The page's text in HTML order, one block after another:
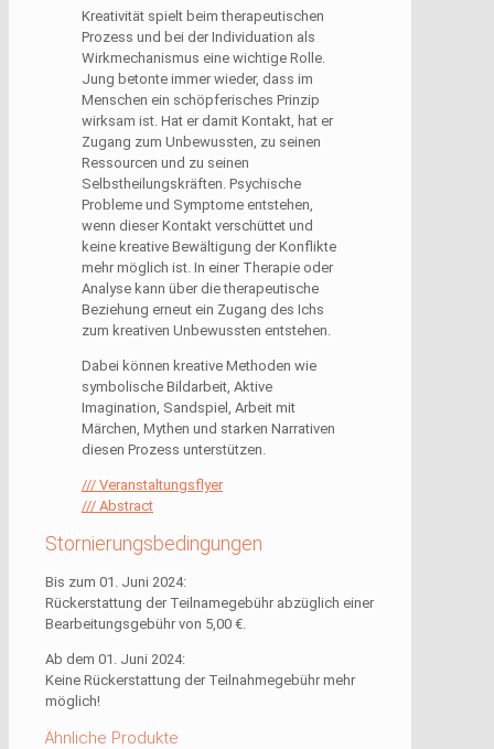
Kreativität spielt beim therapeutischen
Prozess und bei der Individuation als
Wirkmechanismus eine wichtige Rolle.
Jung betonte immer wieder, dass im
Menschen ein schöpferisches Prinzip
wirksam ist. Hat er damit Kontakt, hat er
Zugang zum Unbewussten, zu seinen
Ressourcen und zu seinen
Selbstheilungskräften. Psychische
Probleme und Symptome entstehen,
wenn dieser Kontakt verschüttet und
keine kreative Bewältigung der Konflikte
mehr möglich ist. In einer Therapie oder
Analyse kann über die therapeutische
Beziehung erneut ein Zugang des Ichs
zum kreativen Unbewussten entstehen.
Dabei können kreative Methoden wie
symbolische Bildarbeit, Aktive
Imagination, Sandspiel, Arbeit mit
Märchen, Mythen und starken Narrativen
diesen Prozess unterstützen.
/// Veranstaltungsflyer
/// Abstract
Stornierungsbedingungen
Bis zum 01. Juni 2024:
Rückerstattung der Teilnamegebühr abzüglich einer
Bearbeitungsgebühr von 5,00 €.
Ab dem 01. Juni 2024:
Keine Rückerstattung der Teilnahmegebühr mehr
möglich!
Ähnliche Produkte